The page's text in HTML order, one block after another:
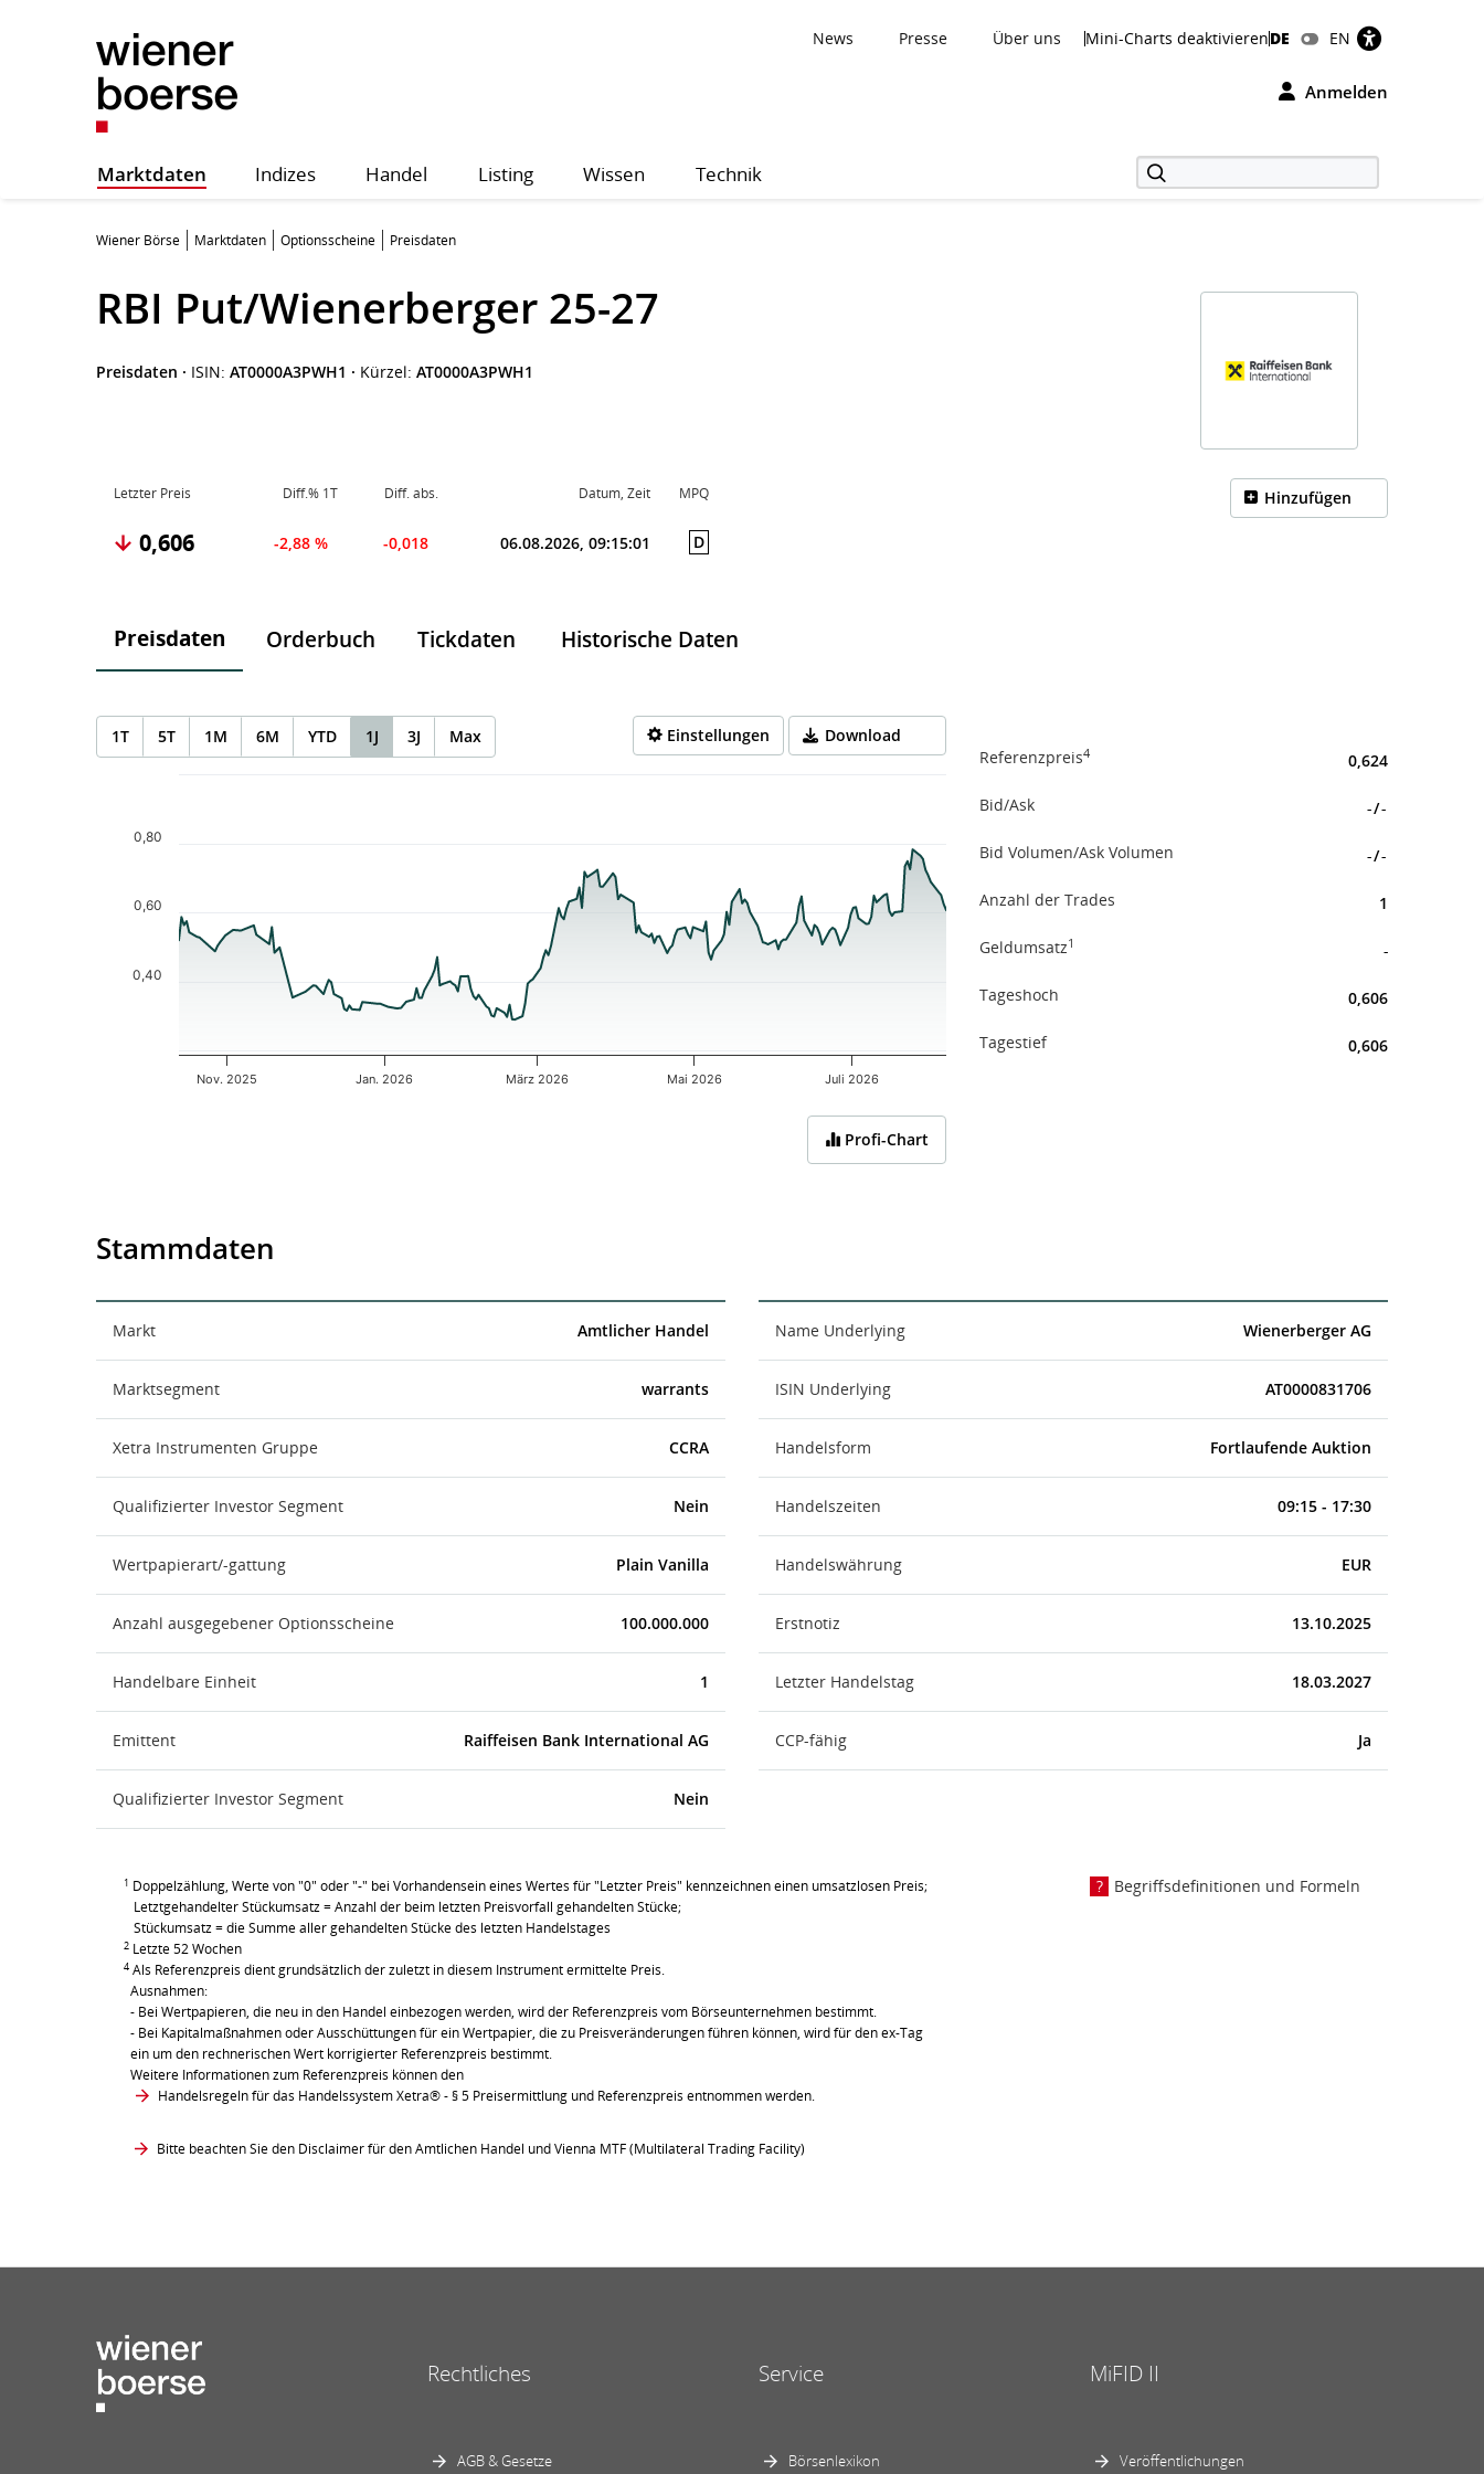
News Presse Über uns Mini-Charts deaktivierenDE EN
Anmelden
Marktdaten Indizes Handel Listing Wissen Technik
Wiener Börse Marktdaten Optionsscheine Preisdaten
RBI Put/Wienerberger 25-27
Preisdaten · ISIN: AT0000A3PWH1 · Kürzel: AT0000A3PWH1
Letzter Preis Diff.% 1T Diff. abs. Datum, Zeit MPQ
0,606 -2,88 % -0,018 06.08.2026, 09:15:01 D
Hinzufügen
Preisdaten Orderbuch Tickdaten Historische Daten
1T 5T 1M 6M YTD 1J 3J Max Einstellungen Download
Chart
The chart has 1 Y axis displaying values. Data ranges from 0.289 to 0.782.
Nov. 2025 Jan. 2026 März 2026 Mai 2026 Juli 2026
0,40
0,60
0,80
Profi-Chart
Referenzpreis4 0,624
Bid/Ask -/-
Bid Volumen/Ask Volumen -/-
Anzahl der Trades 1
Geldumsatz1 -
Tageshoch 0,606
Tagestief 0,606
Stammdaten
Markt Amtlicher Handel
Marktsegment warrants
Xetra Instrumenten Gruppe CCRA
Qualifizierter Investor Segment Nein
Wertpapierart/-gattung Plain Vanilla
Anzahl ausgegebener Optionsscheine 100.000.000
Handelbare Einheit 1
Emittent Raiffeisen Bank International AG
Qualifizierter Investor Segment Nein
Name Underlying Wienerberger AG
ISIN Underlying AT0000831706
Handelsform Fortlaufende Auktion
Handelszeiten 09:15 - 17:30
Handelswährung EUR
Erstnotiz 13.10.2025
Letzter Handelstag 18.03.2027
CCP-fähig Ja
1 Doppelzählung, Werte von "0" oder "-" bei Vorhandensein eines Wertes für "Letzter Preis" kennzeichnen einen umsatzlosen Preis;
Letztgehandelter Stückumsatz = Anzahl der beim letzten Preisvorfall gehandelten Stücke;
Stückumsatz = die Summe aller gehandelten Stücke des letzten Handelstages
2 Letzte 52 Wochen
4 Als Referenzpreis dient grundsätzlich der zuletzt in diesem Instrument ermittelte Preis.
Ausnahmen:
- Bei Wertpapieren, die neu in den Handel einbezogen werden, wird der Referenzpreis vom Börseunternehmen bestimmt.
- Bei Kapitalmaßnahmen oder Ausschüttungen für ein Wertpapier, die zu Preisveränderungen führen können, wird für den ex-Tag
ein um den rechnerischen Wert korrigierter Referenzpreis bestimmt.
Weitere Informationen zum Referenzpreis können den
Handelsregeln für das Handelssystem Xetra®- § 5 Preisermittlung und Referenzpreis entnommen werden.
Bitte beachten Sie den Disclaimer für den Amtlichen Handel und Vienna MTF (Multilateral Trading Facility)
Begriffsdefinitionen und Formeln
Rechtliches
AGB & Gesetze
Service
Börsenlexikon
MiFID II
Veröffentlichungen